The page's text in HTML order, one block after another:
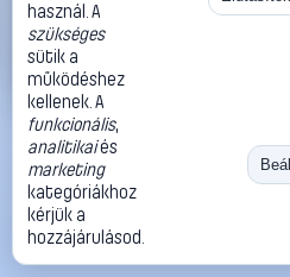
11 990 Ft
Kosárba
«
Méret:
©2026
ThermoScope
Cégbemutató
használ. A
szükséges
sütik a
működéshez
kellenek. A
funkcionális,
analitikaiés
marketing
kategóriákhoz
kérjük a
hozzájárulásod.